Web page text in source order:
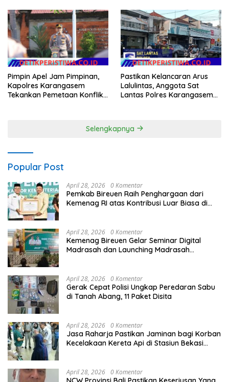
Pimpin Apel Jam Pimpinan,
Kapolres Karangasem
Tekankan Pemetaan Konflik
Pastikan Kelancaran Arus
Lalulintas, Anggota Sat
Lantas Polres Karangasem
Selengkapnya
Popular Post
April 28, 2026 0 Komentar
Pemkab Bireuen Raih Penghargaan dari
Kemenag RI atas Kontribusi Luar Biasa di
April 28, 2026 0 Komentar
Kemenag Bireuen Gelar Seminar Digital
Madrasah dan Launching Madrasah
April 28, 2026 0 Komentar
Gerak Cepat Polisi Ungkap Peredaran Sabu
di Tanah Abang, 11 Paket Disita
April 28, 2026 0 Komentar
Jasa Raharja Pastikan Jaminan bagi Korban
Kecelakaan Kereta Api di Stasiun Bekasi
April 28, 2026 0 Komentar